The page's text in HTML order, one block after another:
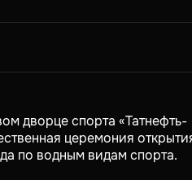
дворце спорта «Татнефть-
церемония
по водным видам спорта.